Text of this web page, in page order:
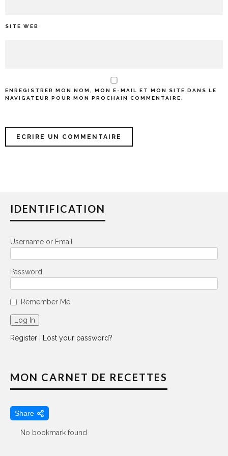
SITE WEB
ENREGISTRER MON NOM, MON E-MAIL ET MON SITE DANS LE
NAVIGATEUR POUR MON PROCHAIN COMMENTAIRE.
IDENTIFICATION
Username or Email
Password
Remember Me
Register Lost your password?
MON CARNET DE RECETTES
Share
No bookmark found